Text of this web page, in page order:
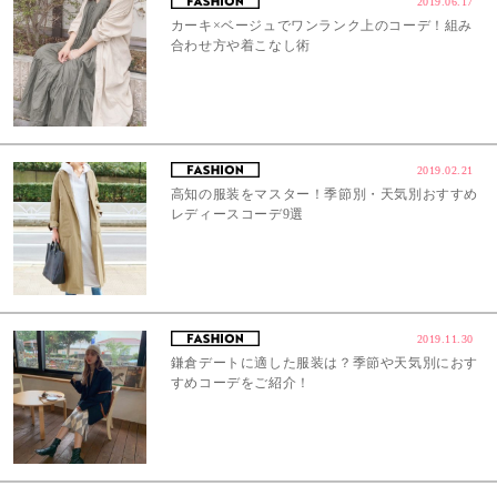
カーキ×ベージュでワンランク上のコーデ！組み
合わせ方や着こなし術
2019.02.21
高知の服装をマスター！季節別・天気別おすすめ
レディースコーデ9選
2019.11.30
鎌倉デートに適した服装は？季節や天気別におす
すめコーデをご紹介！